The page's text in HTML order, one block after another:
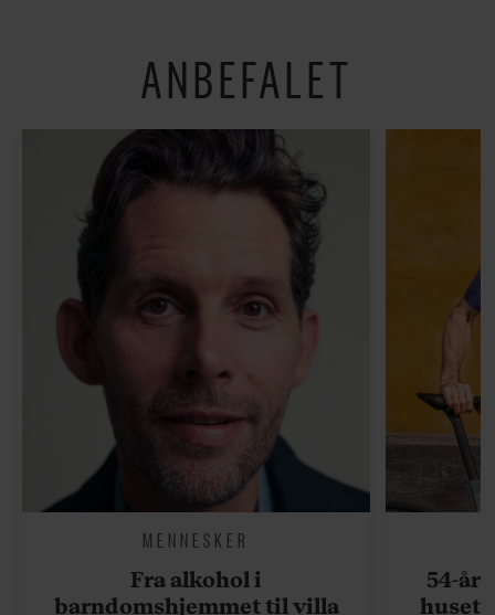
ANBEFALET
MENNESKER
Fra alkohol i
barndomshjemmet til villa
54-
huset